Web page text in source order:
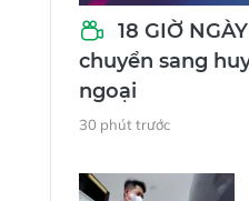
18 GIỜ
chuyển sang
ngoại
30 phút trước